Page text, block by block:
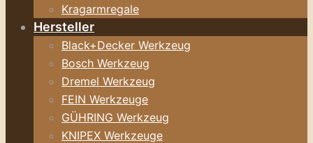
Kragarmregale
Hersteller
Black+Decker Werkzeug
Bosch Werkzeug
Dremel Werkzeug
FEIN Werkzeuge
GÜHRING Werkzeug
KNIPEX Werkzeuge